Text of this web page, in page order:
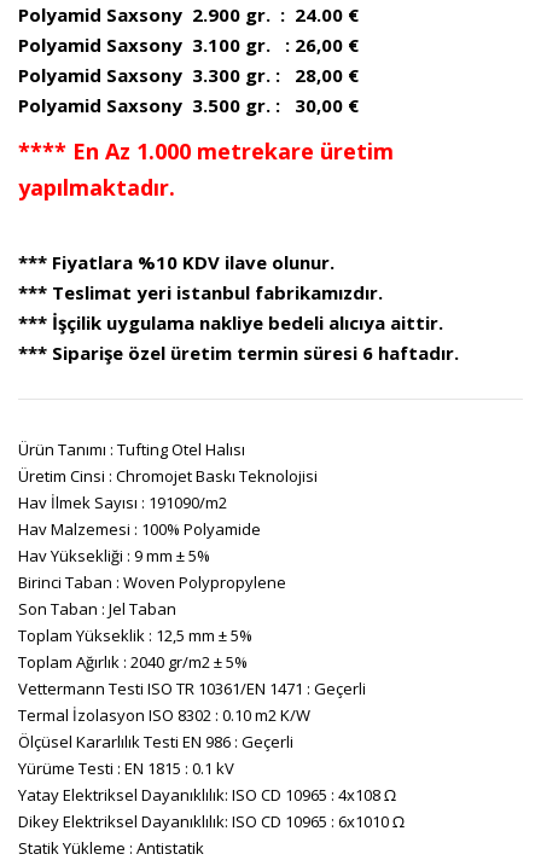
Polyamid Saxsony 2.900 gr. : 24.00 €
Polyamid Saxsony 3.100 gr. : 26,00 €
Polyamid Saxsony 3.300 gr. : 28,00 €
Polyamid Saxsony 3.500 gr. : 30,00 €
**** En Az 1.000 metrekare üretim
yapılmaktadır.
*** Fiyatlara %10 KDV ilave olunur.
*** Teslimat yeri istanbul fabrikamızdır.
*** İşçilik uygulama nakliye bedeli alıcıya aittir.
*** Siparişe özel üretim termin süresi 6 haftadır.
Ürün Tanımı : Tufting Otel Halısı
Üretim Cinsi : Chromojet Baskı Teknolojisi
Hav İlmek Sayısı : 191090/m2
Hav Malzemesi : 100% Polyamide
Hav Yüksekliği : 9 mm ± 5%
Birinci Taban : Woven Polypropylene
Son Taban : Jel Taban
Toplam Yükseklik : 12,5 mm ± 5%
Toplam Ağırlık : 2040 gr/m2 ± 5%
Vettermann Testi ISO TR 10361/EN 1471 : Geçerli
Termal İzolasyon ISO 8302 : 0.10 m2 K/W
Ölçüsel Kararlılık Testi EN 986 : Geçerli
Yürüme Testi : EN 1815 : 0.1 kV
Yatay Elektriksel Dayanıklılık: ISO CD 10965 : 4x108 Ω
Dikey Elektriksel Dayanıklılık: ISO CD 10965 : 6x1010 Ω
Statik Yükleme : Antistatik